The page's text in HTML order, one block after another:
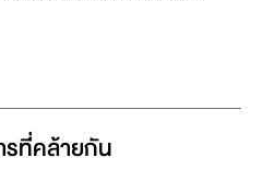
รที่่คล้ายกัน